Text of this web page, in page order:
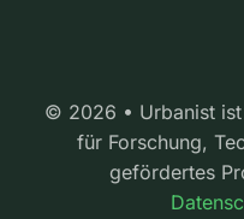
© 2026 • Urbanist ist
für Forschung,
gefördertes